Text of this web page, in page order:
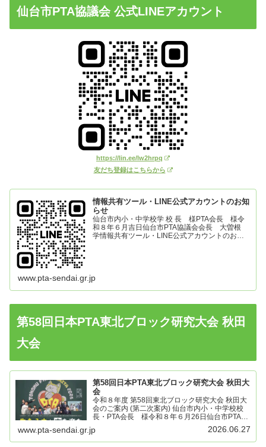
仙台市PTA協議会 公式LINEアカウント
https://lin.ee/lw2hrpq
友だち登録はこちらから
情報共有ツール・LINE公式アカウントのお知
らせ
仙台市内小・中学校学 校 長 様PTA会長 様令
和８年６月吉日仙台市PTA協議会会長 大曽根
学情報共有ツール・LINE公式アカウントのお知
www.pta-sendai.gr.jp
第58回日本PTA東北ブロック研究大会 秋田
大会
第58回日本PTA東北ブロック研究大会 秋田大
会
令和８年度 第58回東北ブロック研究大会 秋田大
会のご案内 (第二次案内) 仙台市内小・中学校校
長・PTA会長 様令和８年６月26日仙台市PTA協
議会会長 大曽根 学第58回 日本PTA東北ブロ
ック研究大会秋田大会のご案内（第二次案内）＜
大...
www.pta-sendai.gr.jp 2026.06.27